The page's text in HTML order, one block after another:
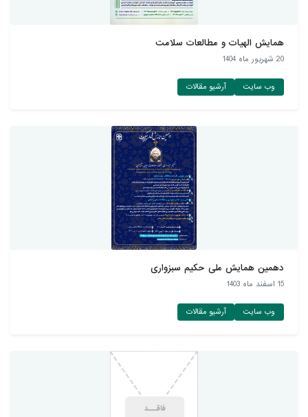
همایش الهیات و مطالعات سلامت
20 شهريور ماه 1404
وب سایت آرشیو مقالات
دهمین همایش ملی حکیم سبزواری
15 اسفند ماه 1403
وب سایت آرشیو مقالات